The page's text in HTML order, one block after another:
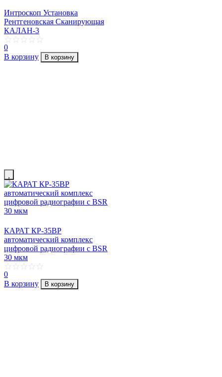
Интроскоп Установка
Рентгеновская Сканирующая
КАЛАН-3
0
В корзину
В корзину
КАРАТ КР-35ВР
автоматический комплекс
цифровой радиографии с BSR
30 мкм
0
В корзину
В корзину